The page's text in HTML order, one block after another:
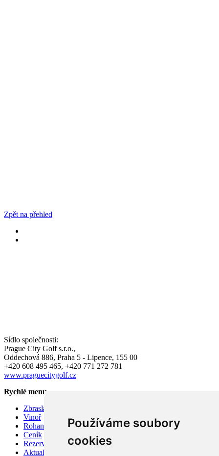
Používáme soubory
cookies
Zpět na přehled
Sídlo společnosti:
Prague City Golf s.r.o.,
Oddechová 886, Praha 5 - Lipence, 155 00
+420 608 495 465, +420 771 272 781
www.praguecitygolf.cz
Rychlé menu
Zbraslav
Vinoř
Rohan
Ceník
Rezervace hracího času
Aktuality